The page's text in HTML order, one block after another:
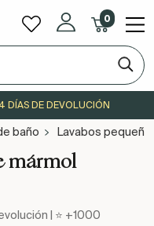
0
DÍAS DE DEVOLUCIÓN
baño Lavabos
mármol
| ⭐ +1000